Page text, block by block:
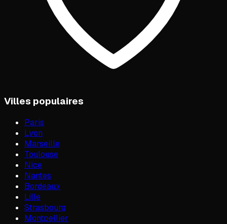
Villes populaires
Paris
Lyon
Marseille
Toulouse
Nice
Nantes
Bordeaux
Lille
Strasbourg
Montpellier